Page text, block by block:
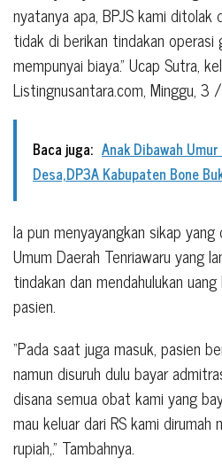
nyatanya apa, BPJS kami ditolak
tidak di berikan tindakan operasi
mempunyai biaya.” Ucap Sutra,
Listingnusantara.com, Minggu,
Baca juga: Anak Dibawah
Desa,DP3A Kabupaten Bone
Ia pun menyayangkan sikap
Umum Daerah Tenriawaru yang
tindakan dan mendahulukan
pasien.
“Pada saat juga masuk, pasien
namun disuruh dulu bayar
disana semua obat kami yang
mau keluar dari RS kami
rupiah,.” Tambahnya.